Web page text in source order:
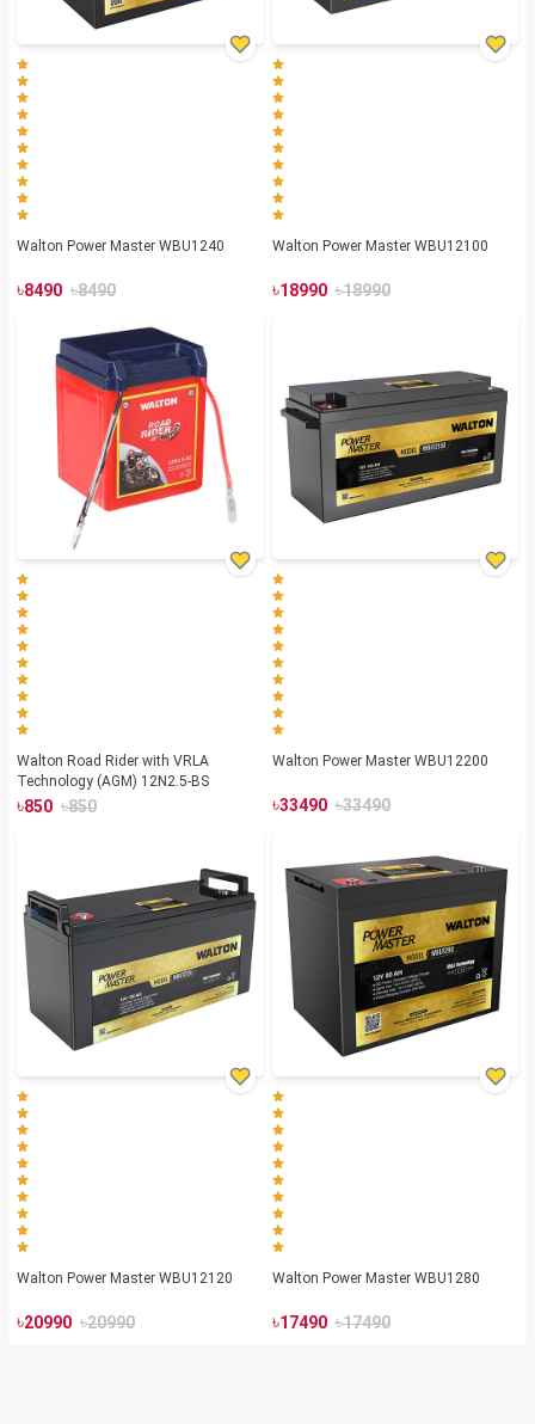
Walton Power Master WBU1240
৳8490 ৳8490
Walton Power Master WBU12100
৳18990 ৳18990
Walton Road Rider with VRLA
Technology (AGM) 12N2.5-BS
৳850 ৳850
Walton Power Master WBU12200
৳33490 ৳33490
Walton Power Master WBU12120
৳20990 ৳20990
Walton Power Master WBU1280
৳17490 ৳17490